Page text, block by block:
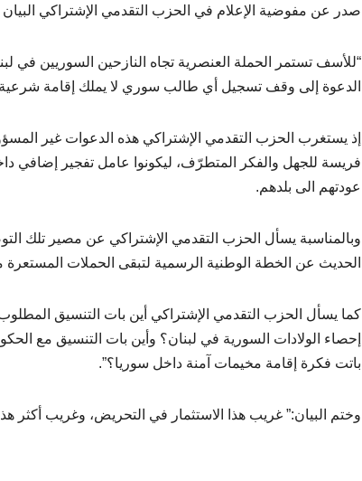
صدر عن مفوضية الإعلام في الحزب التقدمي الإشتراكي البيان
“للأسف تستمر الحملة العنصرية تجاه النازحين السوريين في
الدعوة إلى وقف تسجيل أي طالب سوري لا يملك إقامة
إذ يستغرب الحزب التقدمي الإشتراكي هذه الدعوات غير
فريسة للجهل والفكر المتطرّف، ليكونوا عامل تفجير إضافي
عودتهم الى بلدهم.
وبالمناسبة يسأل الحزب التقدمي الإشتراكي عن مصير تلك
الحديث عن الخطة الوطنية الرسمية لتبقى الحملات
كما يسأل الحزب التقدمي الإشتراكي أين بات التنسيق
إحصاء الولادات السورية في لبنان؟ وأين بات التنسيق مع
باتت فكرة إقامة مخيمات آمنة داخل سوريا؟”.
وختم البيان:” غريب هذا الاستثمار في التحريض، وغريب أكثر